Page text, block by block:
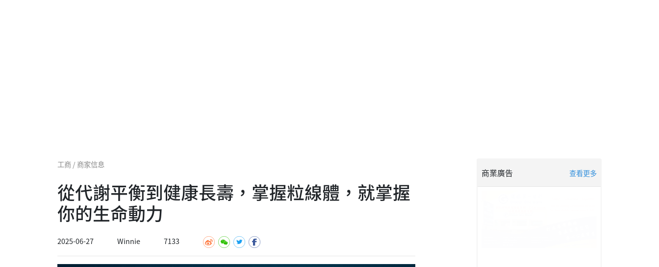
工商 / 商家信息
從代謝平衡到健康長壽，掌握粒線體，就掌握
你的生命動力
2025-06-27 Winnie 7133
商業廣告 查看更多